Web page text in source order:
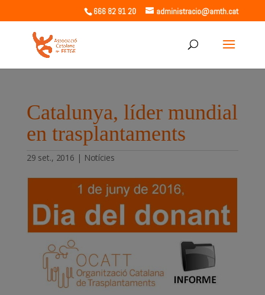
666 82 91 20 administracio@amth.cat
Catalunya, líder mundial
en trasplantaments
29 set., 2016 | Notícies